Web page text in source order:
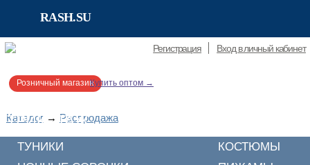
RASH.SU
Розничный магазинКупить оптом →
Регистрация Вход в личный кабинет
RASH.SU
ТРИКОТАЖ
ТУНИКИ
КОСТЮМЫ
Каталог → Распродажа